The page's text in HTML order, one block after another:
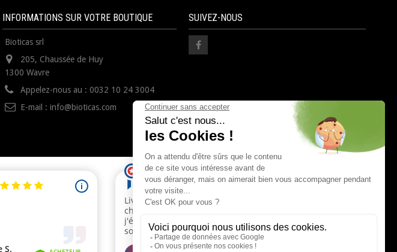
INFORMATIONS SUR VOTRE BOUTIQUE
Bioticas srl
205, Chaussée de Huy
1300 Wavre
Appelez-nous au : 0032 10 24 3004
E-mail : info@bioticas.com
SUIVEZ-NOUS